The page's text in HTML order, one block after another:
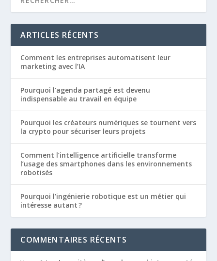
ARTICLES RÉCENTS
Comment les entreprises automatisent leur
marketing avec l’IA
Pourquoi l’agenda partagé est devenu
indispensable au travail en équipe
Pourquoi les créateurs numériques se tournent vers
la crypto pour sécuriser leurs projets
Comment l’intelligence artificielle transforme
l’usage des smartphones dans les environnements
robotisés
Pourquoi l’ingénierie robotique est un métier qui
intéresse autant ?
COMMENTAIRES RÉCENTS